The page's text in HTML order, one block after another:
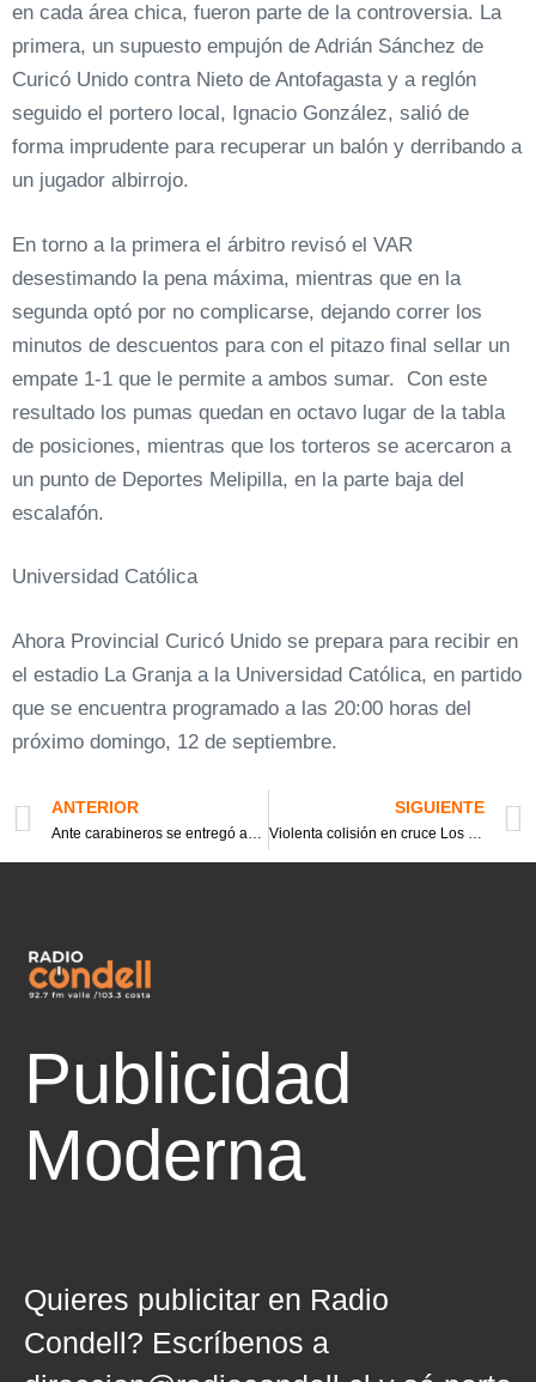
en cada área chica, fueron parte de la controversia. La
primera, un supuesto empujón de Adrián Sánchez de
Curicó Unido contra Nieto de Antofagasta y a reglón
seguido el portero local, Ignacio González, salió de
forma imprudente para recuperar un balón y derribando a
un jugador albirrojo.
En torno a la primera el árbitro revisó el VAR
desestimando la pena máxima, mientras que en la
segunda optó por no complicarse, dejando correr los
minutos de descuentos para con el pitazo final sellar un
empate 1-1 que le permite a ambos sumar. Con este
resultado los pumas quedan en octavo lugar de la tabla
de posiciones, mientras que los torteros se acercaron a
un punto de Deportes Melipilla, en la parte baja del
escalafón.
Universidad Católica
Ahora Provincial Curicó Unido se prepara para recibir en
el estadio La Granja a la Universidad Católica, en partido
que se encuentra programado a las 20:00 horas del
próximo domingo, 12 de septiembre.
ANTERIOR
Ante carabineros se entregó autor de fatal atropello en camino a Sarmiento
SIGUIENTE
Violenta colisión en cruce Los Niches deja 8 lesionados
Publicidad
Moderna
Quieres publicitar en Radio
Condell? Escríbenos a